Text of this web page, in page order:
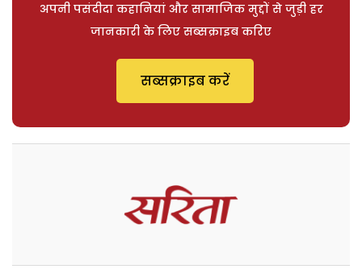
अपनी पसंदीदा कहानियां और सामाजिक मुद्दों से जुड़ी हर
जानकारी के लिए सब्सक्राइब करिए
सब्सक्राइब करें